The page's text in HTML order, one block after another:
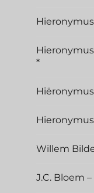
*
Willem
J.C. Bloem